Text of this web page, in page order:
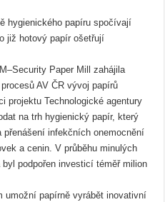
hygienického papíru spočívají
již hotový papír ošetřují
Paper Mill zahájila
AV ČR vývoj papírů
projektu Technologické agentury
na trh hygienický papír, který
infekčních onemocnění
a cenin. V průběhu minulých
podpořen investicí téměř milion
umožní papírně vyrábět inovativní